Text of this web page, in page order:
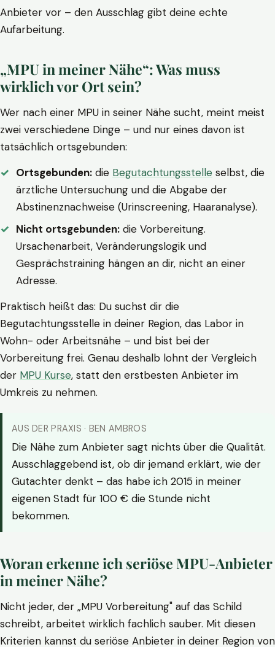
Anbieter vor – den Ausschlag gibt deine echte
Aufarbeitung.
„MPU in meiner Nähe“: Was muss
wirklich vor Ort sein?
Wer nach einer MPU in seiner Nähe sucht, meint meist
zwei verschiedene Dinge – und nur eines davon ist
tatsächlich ortsgebunden:
Ortsgebunden: die Begutachtungsstelle selbst, die
ärztliche Untersuchung und die Abgabe der
Abstinenznachweise (Urinscreening, Haaranalyse).
Nicht ortsgebunden: die Vorbereitung.
Ursachenarbeit, Veränderungslogik und
Gesprächstraining hängen an dir, nicht an einer
Adresse.
Praktisch heißt das: Du suchst dir die
Begutachtungsstelle in deiner Region, das Labor in
Wohn- oder Arbeitsnähe – und bist bei der
Vorbereitung frei. Genau deshalb lohnt der Vergleich
der MPU Kurse, statt den erstbesten Anbieter im
Umkreis zu nehmen.
AUS DER PRAXIS · BEN AMBROS
Die Nähe zum Anbieter sagt nichts über die Qualität.
Ausschlaggebend ist, ob dir jemand erklärt, wie der
Gutachter denkt – das habe ich 2015 in meiner
eigenen Stadt für 100 € die Stunde nicht
bekommen.
Woran erkenne ich seriöse MPU-Anbieter
in meiner Nähe?
Nicht jeder, der „MPU Vorbereitung" auf das Schild
schreibt, arbeitet wirklich fachlich sauber. Mit diesen
Kriterien kannst du seriöse Anbieter in deiner Region von